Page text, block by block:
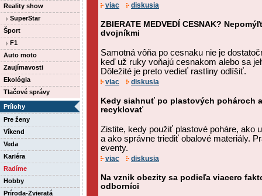
Reality show
SuperStar
Šport
F1
Auto moto
Zaujímavosti
Ekológia
Tlačové správy
Prílohy
Pre ženy
Víkend
Veda
Kariéra
Radíme
Hobby
Príroda-Zvieratá
viac diskusia
ZBIERATE MEDVEDÍ CESNAK?
dvojníkmi
Samotná vôňa po cesnaku nie je
keď už ruky voňajú cesnakom alebo sa
Dôležité je preto vedieť rastliny odlíšiť.
viac diskusia
Kedy siahnuť po plastových pohároch
recyklovať
Zistite, kedy použiť plastové poháre, ako
a ako správne triediť obalové materiály.
eventy.
viac diskusia
Na vznik obezity sa podieľa viacero
odborníci